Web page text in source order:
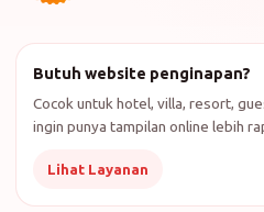
Butuh website penginapan?
Cocok untuk hotel, villa, resort,
ingin punya tampilan online lebih
Lihat Layanan